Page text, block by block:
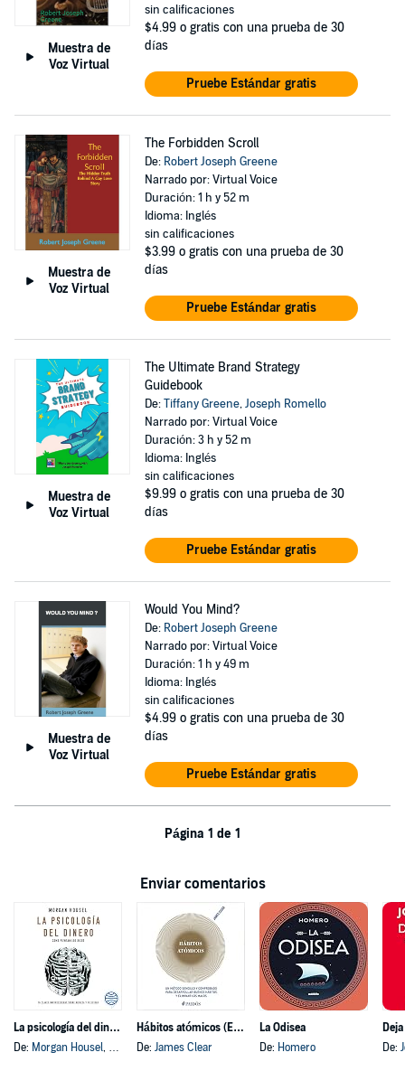
Muestra de
Voz Virtual
sin calificaciones
$4.99 o gratis con una prueba de 30
días
Pruebe Estándar gratis
Muestra de
Voz Virtual
The Forbidden Scroll
De: Robert Joseph Greene
Narrado por: Virtual Voice
Duración: 1 h y 52 m
Idioma: Inglés
sin calificaciones
$3.99 o gratis con una prueba de 30
días
Pruebe Estándar gratis
Muestra de
Voz Virtual
The Ultimate Brand Strategy
Guidebook
De:Tiffany Greene,Joseph Romello
Narrado por: Virtual Voice
Duración: 3 h y 52 m
Idioma: Inglés
sin calificaciones
$9.99 o gratis con una prueba de 30
días
Pruebe Estándar gratis
Muestra de
Voz Virtual
Would You Mind?
De: Robert Joseph Greene
Narrado por: Virtual Voice
Duración: 1 h y 49 m
Idioma: Inglés
sin calificaciones
$4.99 o gratis con una prueba de 30
días
Pruebe Estándar gratis
Página 1 de 1
Enviar comentarios
La psicología del dinero
De: Morgan Housel, y otros
Hábitos atómicos (Español neutro)
De: James Clear
La Odisea
De: Homero
De: